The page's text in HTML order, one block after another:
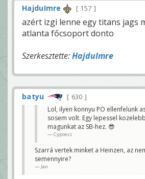
HajduImre 157
azért izgi lenne egy titans jags
atlanta főcsoport donto
Szerkesztette:HajduImre
batyu
630
Lol, ilyen konnyu PO ellenfelunk
sosem volt. Egy lepessel
magunkat az SB-hez. 😎
Cypress
Szarrá vertek minket a Heinzen, az
semennyire?
Jan